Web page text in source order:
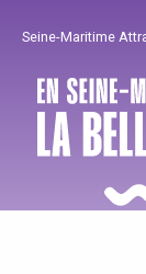
principal
Seine-Maritime